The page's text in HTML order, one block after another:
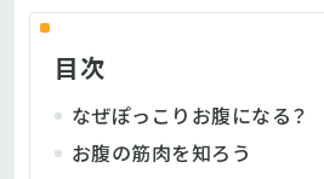
目次
なぜぽっこりお腹になる？
お腹の筋肉を知ろう